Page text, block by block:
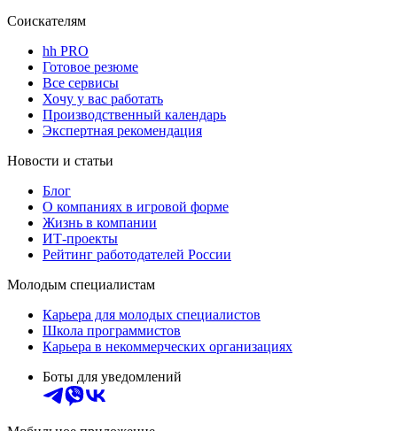
Соискателям
hh PRO
Готовое резюме
Все сервисы
Хочу у вас работать
Производственный календарь
Экспертная рекомендация
Новости и статьи
Блог
О компаниях в игровой форме
Жизнь в компании
ИТ-проекты
Рейтинг работодателей России
Молодым специалистам
Карьера для молодых специалистов
Школа программистов
Карьера в некоммерческих организациях
Боты для уведомлений